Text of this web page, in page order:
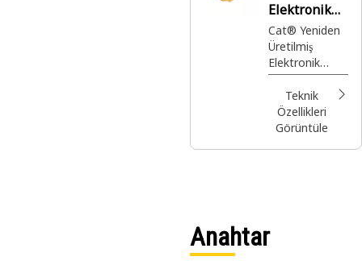
Elektronik
Kontrol
Modülü
(ECM)
Cat® Yeniden
Üretilmiş
Elektronik
Kumanda
Grubu (Temel)
(A4E4V3.1
Makine)
Teknik
Özellikleri
Görüntüle
Anahtar